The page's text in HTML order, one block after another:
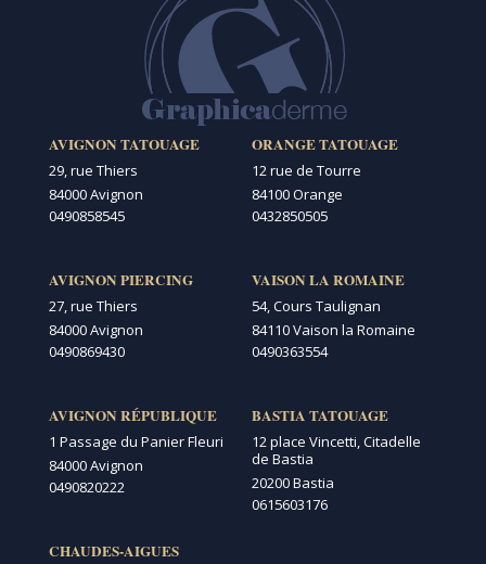
AVIGNON TATOUAGE
29, rue Thiers
84000 Avignon
0490858545
AVIGNON PIERCING
27, rue Thiers
84000 Avignon
0490869430
AVIGNON RÉPUBLIQUE
1 Passage du Panier Fleuri
84000 Avignon
0490820222
CHAUDES-AIGUES
ORANGE TATOUAGE
12 rue de Tourre
84100 Orange
0432850505
VAISON LA ROMAINE
54, Cours Taulignan
84110 Vaison la Romaine
0490363554
BASTIA TATOUAGE
12 place Vincetti, Citadelle
de Bastia
20200 Bastia
0615603176